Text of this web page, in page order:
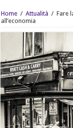
Home / Attualità / Fare
all’economia